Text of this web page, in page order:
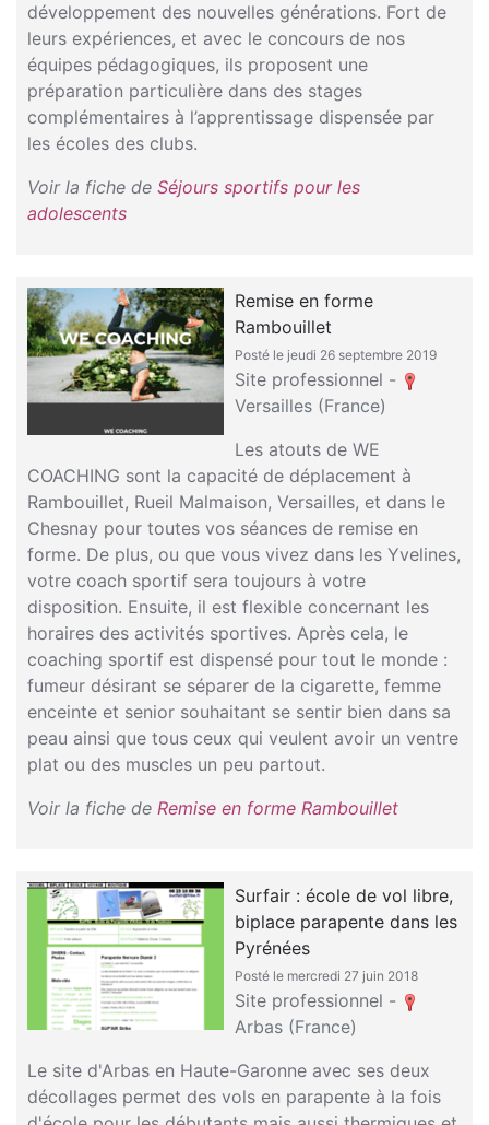
développement des nouvelles générations. Fort de
leurs expériences, et avec le concours de nos
équipes pédagogiques, ils proposent une
préparation particulière dans des stages
complémentaires à l’apprentissage dispensée par
les écoles des clubs.
Voir la fiche de Séjours sportifs pour les
adolescents
Remise en forme
Rambouillet
Posté le jeudi 26 septembre 2019
Site professionnel -
Versailles (France)
Les atouts de WE
COACHING sont la capacité de déplacement à
Rambouillet, Rueil Malmaison, Versailles, et dans le
Chesnay pour toutes vos séances de remise en
forme. De plus, ou que vous vivez dans les Yvelines,
votre coach sportif sera toujours à votre
disposition. Ensuite, il est flexible concernant les
horaires des activités sportives. Après cela, le
coaching sportif est dispensé pour tout le monde :
fumeur désirant se séparer de la cigarette, femme
enceinte et senior souhaitant se sentir bien dans sa
peau ainsi que tous ceux qui veulent avoir un ventre
plat ou des muscles un peu partout.
Voir la fiche de Remise en forme Rambouillet
Surfair : école de vol libre,
biplace parapente dans les
Pyrénées
Posté le mercredi 27 juin 2018
Site professionnel -
Arbas (France)
Le site d'Arbas en Haute-Garonne avec ses deux
décollages permet des vols en parapente à la fois